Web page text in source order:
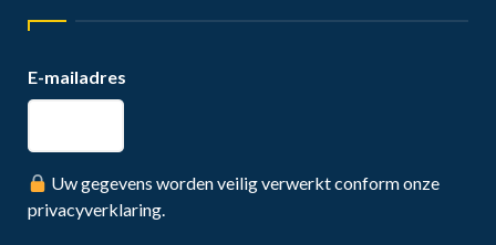
E-mailadres
Uw gegevens worden veilig verwerkt conform onze
privacyverklaring.